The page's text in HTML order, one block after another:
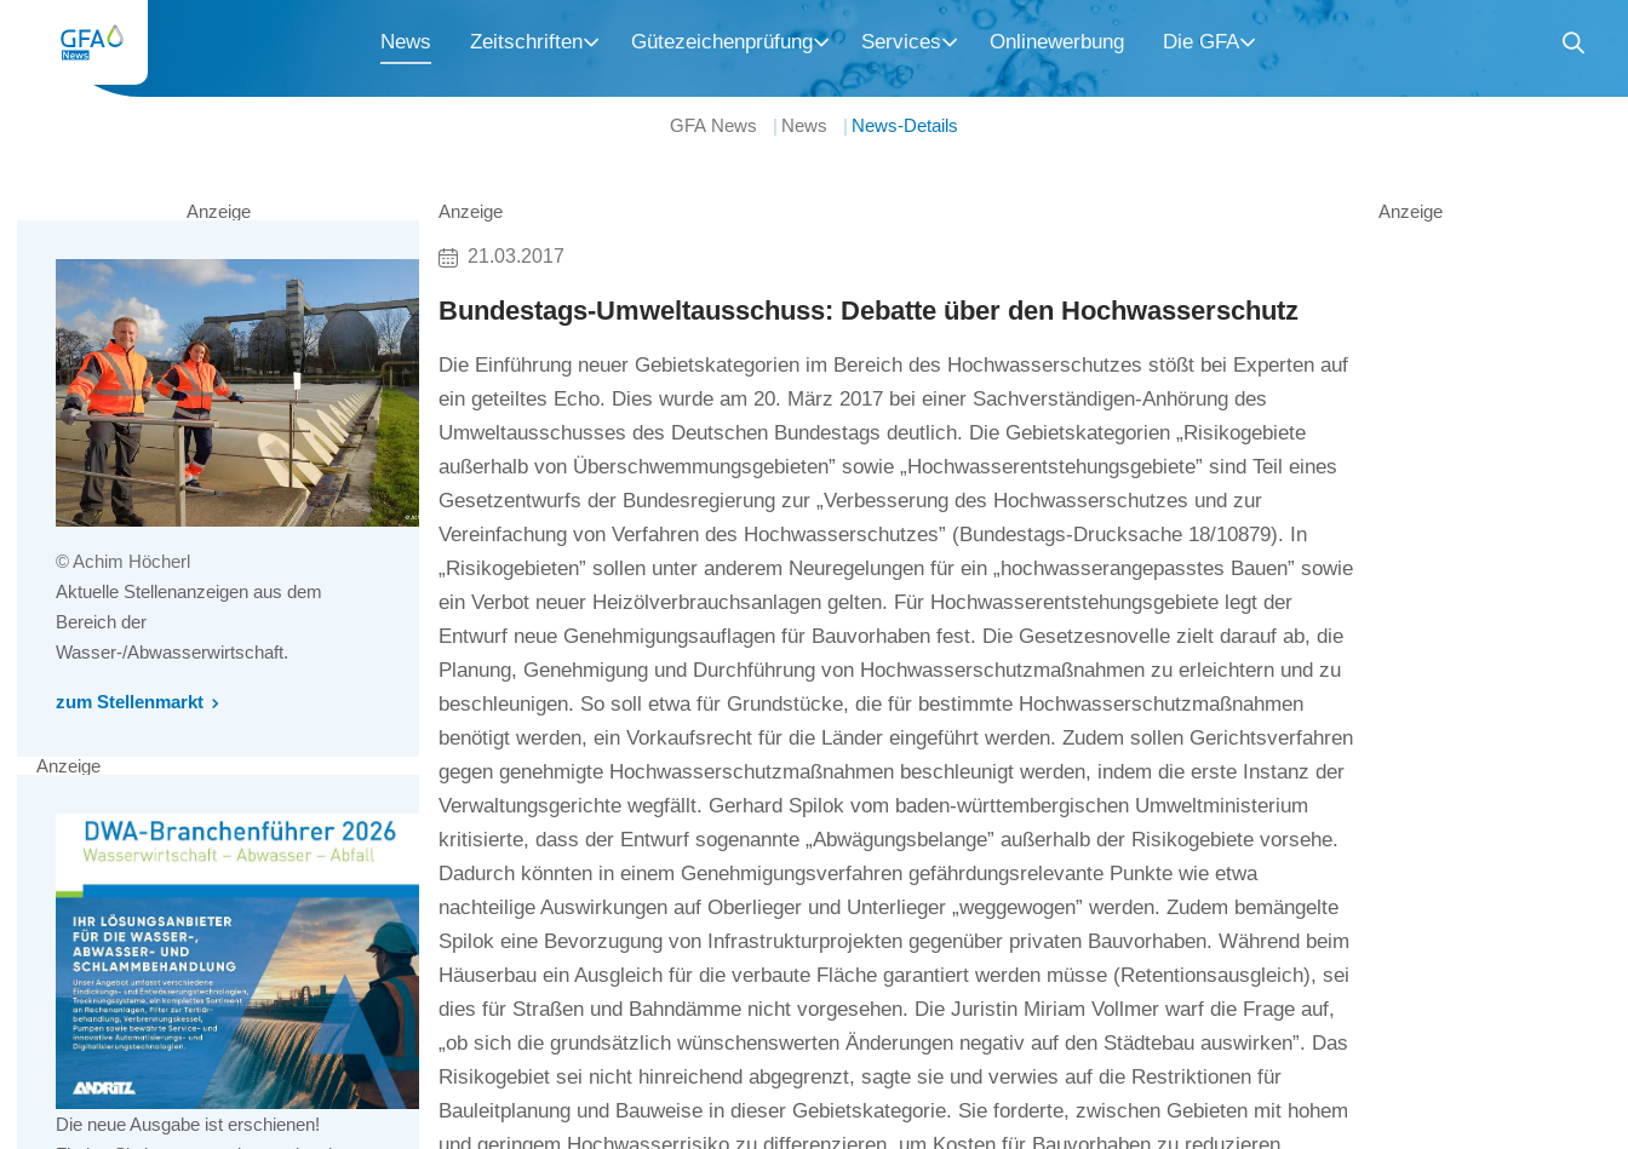
News Zeitschriften Gütezeichenprüfung Services Onlinewerbung Die GFA
GFA News News News-Details
Anzeige
21.03.2017
Bundestags-Umweltausschuss: Debatte über den Hochwasserschutz
Die Einführung neuer Gebietskategorien im Bereich des Hochwasserschutzes stößt bei Experten auf
ein geteiltes Echo. Dies wurde am 20. März 2017 bei einer Sachverständigen-Anhörung des
Umweltausschusses des Deutschen Bundestags deutlich. Die Gebietskategorien „Risikogebiete
außerhalb von Überschwemmungsgebieten” sowie „Hochwasserentstehungsgebiete” sind Teil eines
Gesetzentwurfs der Bundesregierung zur „Verbesserung des Hochwasserschutzes und zur
Vereinfachung von Verfahren des Hochwasserschutzes” (Bundestags-Drucksache 18/10879). In
„Risikogebieten” sollen unter anderem Neuregelungen für ein „hochwasserangepasstes Bauen” sowie
ein Verbot neuer Heizölverbrauchsanlagen gelten. Für Hochwasserentstehungsgebiete legt der
Entwurf neue Genehmigungsauflagen für Bauvorhaben fest. Die Gesetzesnovelle zielt darauf ab, die
Planung, Genehmigung und Durchführung von Hochwasserschutzmaßnahmen zu erleichtern und zu
beschleunigen. So soll etwa für Grundstücke, die für bestimmte Hochwasserschutzmaßnahmen
benötigt werden, ein Vorkaufsrecht für die Länder eingeführt werden. Zudem sollen Gerichtsverfahren
gegen genehmigte Hochwasserschutzmaßnahmen beschleunigt werden, indem die erste Instanz der
Verwaltungsgerichte wegfällt. Gerhard Spilok vom baden-württembergischen Umweltministerium
kritisierte, dass der Entwurf sogenannte „Abwägungsbelange” außerhalb der Risikogebiete vorsehe.
Dadurch könnten in einem Genehmigungsverfahren gefährdungsrelevante Punkte wie etwa
nachteilige Auswirkungen auf Oberlieger und Unterlieger „weggewogen” werden. Zudem bemängelte
Spilok eine Bevorzugung von Infrastrukturprojekten gegenüber privaten Bauvorhaben. Während beim
Häuserbau ein Ausgleich für die verbaute Fläche garantiert werden müsse (Retentionsausgleich), sei
dies für Straßen und Bahndämme nicht vorgesehen. Die Juristin Miriam Vollmer warf die Frage auf,
„ob sich die grundsätzlich wünschenswerten Änderungen negativ auf den Städtebau auswirken”. Das
Risikogebiet sei nicht hinreichend abgegrenzt, sagte sie und verwies auf die Restriktionen für
Bauleitplanung und Bauweise in dieser Gebietskategorie. Sie forderte, zwischen Gebieten mit hohem
Anzeige
© Achim Höcherl
Aktuelle Stellenanzeigen aus dem
Bereich der
Wasser-/Abwasserwirtschaft.
zum Stellenmarkt
Anzeige
Die neue Ausgabe ist erschienen!
Anzeige